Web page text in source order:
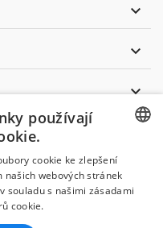



CZECH
používají
cookie ke zlepšení
našich webových stránek
souladu s našimi zásadami
cookie.